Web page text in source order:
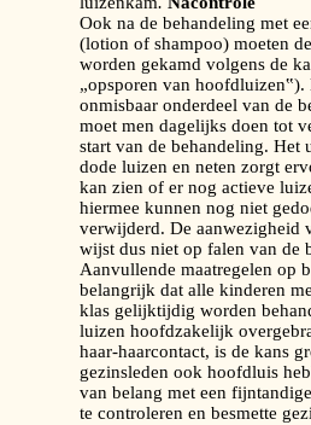
Ook na de behandeling met
(lotion of shampoo) moeten
worden gekamd volgens de
„opsporen van hoofdluizen‟).
onmisbaar onderdeel van de
moet men dagelijks doen tot
start van de behandeling. Het
dode luizen en neten zorgt
kan zien of er nog actieve
hiermee kunnen nog niet
verwijderd. De aanwezigheid
wijst dus niet op falen van de
Aanvullende maatregelen op
belangrijk dat alle kinderen
klas gelijktijdig worden
luizen hoofdzakelijk
haar-haarcontact, is de kans
gezinsleden ook hoofdluis
van belang met een
te controleren en besmette